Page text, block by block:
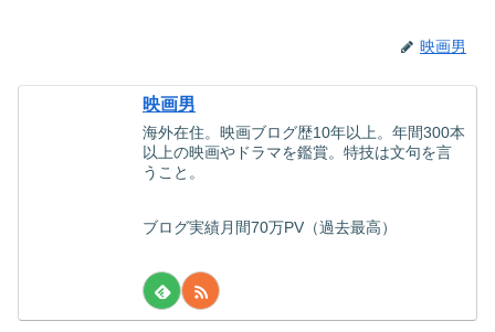
映画男
映画男
海外在住。映画ブログ歴10年以上。年間300本
以上の映画やドラマを鑑賞。特技は文句を言
うこと。
ブログ実績月間70万PV（過去最高）